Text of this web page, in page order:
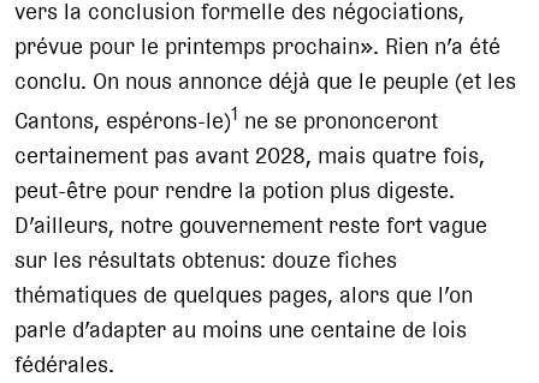
vers la conclusion formelle des négociations,
prévue pour le printemps prochain». Rien n’a été
conclu. On nous annonce déjà que le peuple (et les
Cantons, espérons-le)1 ne se prononceront
certainement pas avant 2028, mais quatre fois,
peut-être pour rendre la potion plus digeste.
D’ailleurs, notre gouvernement reste fort vague
sur les résultats obtenus: douze fiches
thématiques de quelques pages, alors que l’on
parle d’adapter au moins une centaine de lois
fédérales.